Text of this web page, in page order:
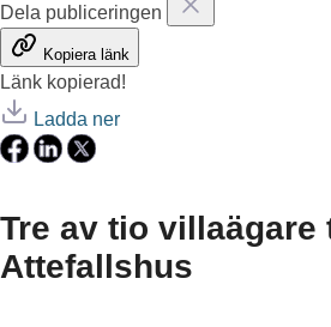
Dela publiceringen
Kopiera länk
Länk kopierad!
Ladda ner
Tre av tio villaägare
Attefallshus